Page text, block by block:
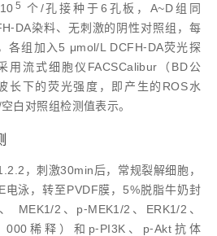
5
个/孔接种于6孔板，A~D组同
染料、无刺激的阴性对照组，每
各组加入5 μmol/L DCFH⁃DA荧光探
流式细胞仪FACSCalibur（BD公
长下的荧光强度，即产生的ROS水
白对照组检测值表示。
，刺激30min后，常规裂解细胞，
电泳，转至PVDF膜，5%脱脂牛奶封
MEK1/2、p⁃MEK1/2、ERK1/2、
稀释）和p⁃PI3K、p⁃Akt抗体